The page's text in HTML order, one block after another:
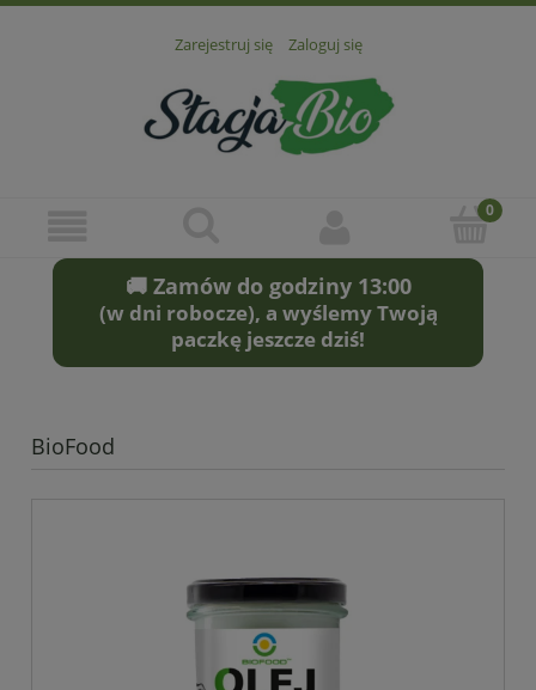
Zarejestruj się Zaloguj się
🚚 Zamów do godziny 13:00
(w dni robocze), a wyślemy Twoją
paczkę jeszcze dziś!
BioFood